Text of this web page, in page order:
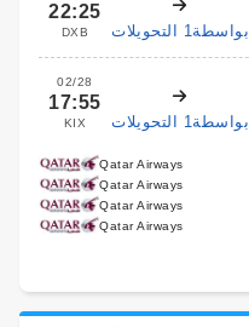
22:25
DXB بواسطة1 التحويلات
02/28
17:55
KIX بواسطة1 التحويلات
Qatar Airways
Qatar Airways
Qatar Airways
Qatar Airways